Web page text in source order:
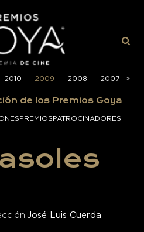
2010 2009 2008 2007 >
>
de los Premios Goya
PREMIOSPATROCINADORES
José Luis Cuerda